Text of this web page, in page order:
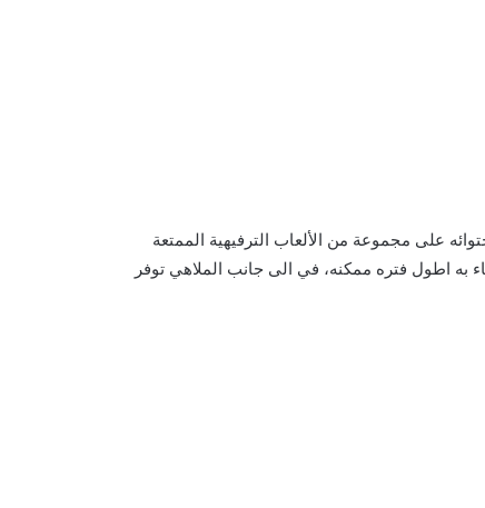
على مجموعة من الألعاب الترفيهية الممتعة
به اطول فتره ممكنه، في الى جانب الملاهي توفر